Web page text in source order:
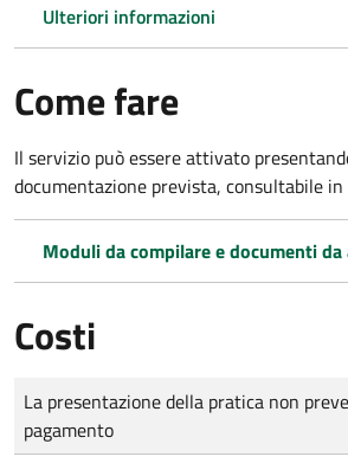
Ulteriori informazioni
Come fare
Il servizio può essere attivato
documentazione prevista, consultabile in
Moduli da compilare e documenti da
Costi
Tipo di pagamento
Importo
La presentazione della pratica non
pagamento